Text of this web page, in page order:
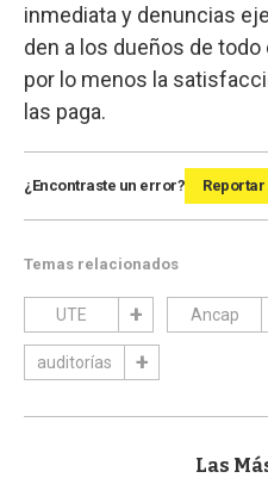
inmediata y denuncias
den a los dueños de
por lo menos la
las paga.
¿Encontraste un error? Reportar
Temas relacionados
UTE Ancap
auditorías
Las